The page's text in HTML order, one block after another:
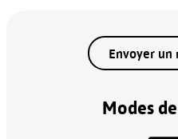
Envoyer un
Modes